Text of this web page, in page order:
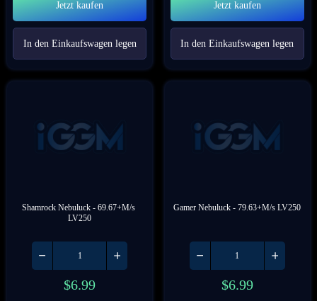
Jetzt kaufen
In den Einkaufswagen legen
Jetzt kaufen
In den Einkaufswagen legen
Shamrock Nebuluck - 69.67+M/s
LV250
$6.99
Gamer Nebuluck - 79.63+M/s LV250
$6.99